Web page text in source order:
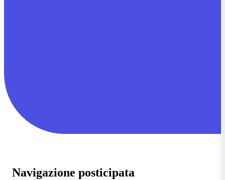
Navigazione posticipata